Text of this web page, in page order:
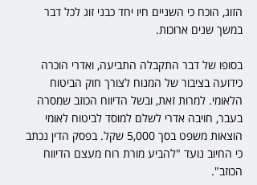
הזוג, הוכח כי השניים חיו יחד כבני זוג לכל דבר
במשך שנים ארוכות.
בסופו של דבר התקבלה התביעה, ואדרי הוכרה
כידועה בציבור של המנוח לצורך חוק הביטוח
הלאומי. למרות זאת, ובשל הדיווח הכוזב שמסרה
בעבר, חויבה אדרי לשלם למוסד לביטוח לאומי
הוצאות משפט בסך 5,000 שקל. בפסק הדין נכתב
כי החיוב נועד "להביע מורת רוח מעצם הדיווח
הכוזב".